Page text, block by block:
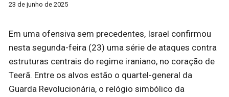
23 de junho de 2025
Em uma ofensiva sem precedentes, Israel confirmou
nesta segunda-feira (23) uma série de ataques contra
estruturas centrais do regime iraniano, no coração de
Teerã. Entre os alvos estão o quartel-general da
Guarda Revolucionária, o relógio simbólico da